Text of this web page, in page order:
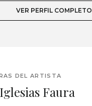
VER PERFIL COMPLETO
DEL ARTISTA
Faura